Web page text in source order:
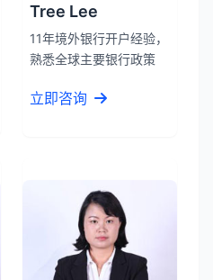
Tree Lee
11年境外银行开户经验，
熟悉全球主要银行政策
立即咨询